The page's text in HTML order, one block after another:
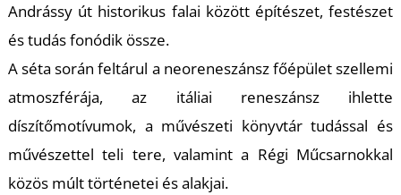
Andrássy út historikus falai között építészet, festészet
és tudás fonódik össze.
A séta során feltárul a neoreneszánsz főépület szellemi
atmoszférája, az itáliai reneszánsz ihlette
díszítőmotívumok, a művészeti könyvtár tudással és
művészettel teli tere, valamint a Régi Műcsarnokkal
közös múlt történetei és alakjai.